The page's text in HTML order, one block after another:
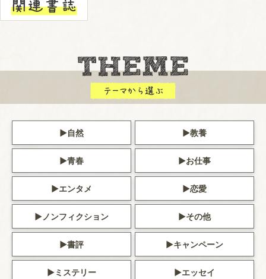
自然 教養
青春 お仕事
エンタメ 恋愛
ノンフィクション その他
書評 キャンペーン
ミステリー エッセイ